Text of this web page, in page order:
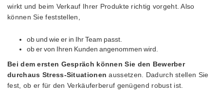
wirkt und beim Verkauf Ihrer Produkte richtig vorgeht. Also
können Sie feststellen,
ob und wie er in Ihr Team passt.
ob er von Ihren Kunden angenommen wird.
Bei dem ersten Gespräch können Sie den Bewerber
durchaus Stress-Situationenaussetzen. Dadurch stellen Sie
fest, ob er für den Verkäuferberuf genügend robust ist.